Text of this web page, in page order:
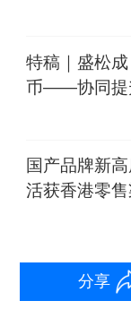
发生质的
还在持续
未如部分
格局出现
长的时期内
于“去美元
特稿｜盛松
币——协同提
融资功能的“
国产品牌新
活获香港零
分享